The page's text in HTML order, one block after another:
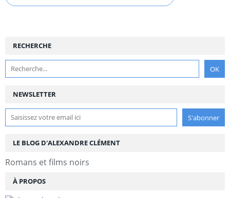
NEWSLETTER
RECHERCHE
LE BLOG D'ALEXANDRE CLÉMENT
Romans et films noirs
À PROPOS